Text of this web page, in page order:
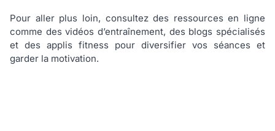
Pour aller plus loin, consultez des ressources en ligne
comme des vidéos d’entraînement, des blogs spécialisés
et des applis fitness pour diversifier vos séances et
garder la motivation.